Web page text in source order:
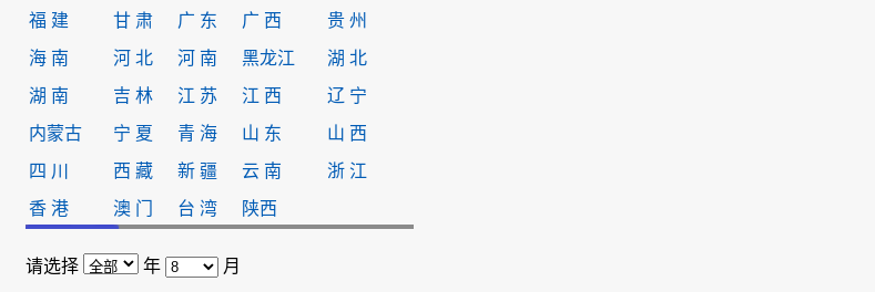
福 建
甘 肃 广 东 广 西
贵 州
海 南
河 北 河 南 黑龙江
湖 北
湖 南
吉 林 江 苏 江 西
辽 宁
内蒙古
宁 夏 青 海 山 东
山 西
四 川
西 藏 新 疆 云 南
浙 江
香 港
澳 门 台 湾 陕西
请选择 年 月